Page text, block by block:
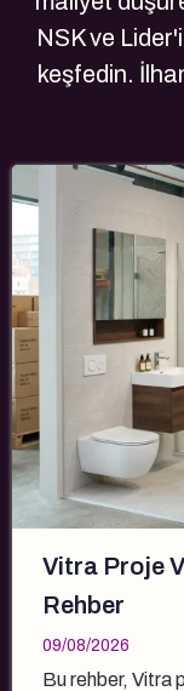
NSK ve
keşfedin.
Vitra Proje
Rehber
09/08/2026
Bu rehber, Vitra